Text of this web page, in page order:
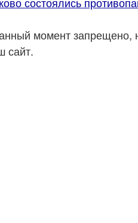
момент запрещено,
сайт.